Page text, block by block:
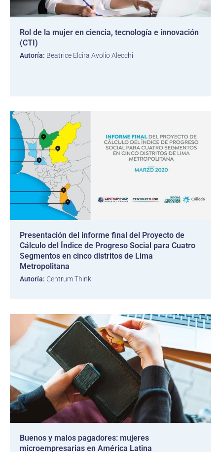
Rol de la mujer en ciencia, tecnología e innovación
(CTI)
Autoría: Beatrice Elcira Avolio Alecchi
Presentación del informe final del Proyecto de
Cálculo del Índice de Progreso Social para Cuatro
Segmentos en cinco distritos de Lima
Metropolitana
Autoría: Centrum Think
Buenos y malos pagadores: mujeres
microempresarias en América Latina